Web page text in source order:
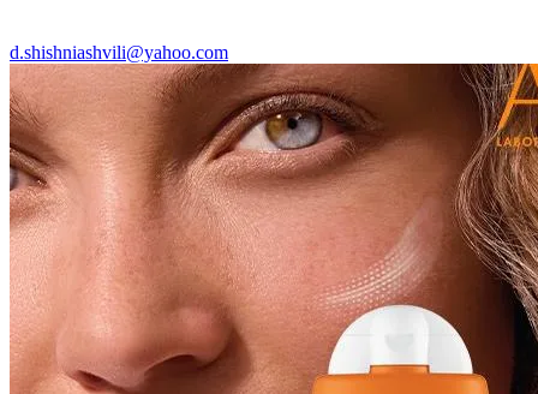
d.shishniashvili@yahoo.com